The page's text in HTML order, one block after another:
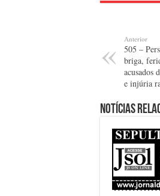
Anterior
505 –
briga,
acusados
e injúria
Notícias